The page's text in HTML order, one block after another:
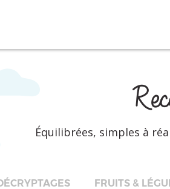
Équilibrées, simples à
FRUITS &